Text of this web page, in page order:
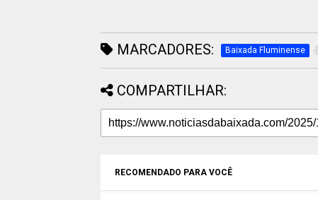
MARCADORES: Baixada Fluminense
COMPARTILHAR:
RECOMENDADO PARA VOCÊ